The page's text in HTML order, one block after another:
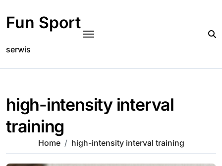
content
Fun Sport
serwis
high-intensity interval
training
Home high-intensity interval training